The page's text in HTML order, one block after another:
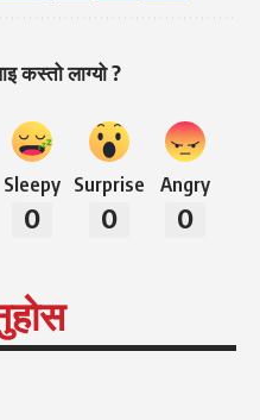
कस्तो लाग्यो ?
Sleepy
0
Surprise
0
Angry
0